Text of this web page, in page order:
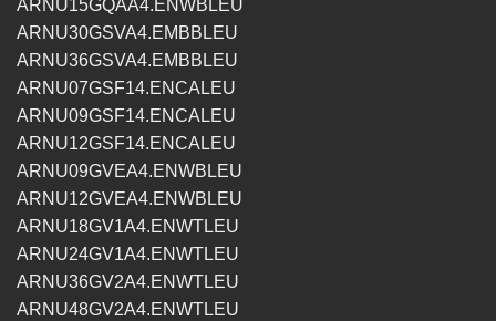
ARNU15GQAA4.ENWBLEU
ARNU30GSVA4.EMBBLEU
ARNU36GSVA4.EMBBLEU
ARNU07GSF14.ENCALEU
ARNU09GSF14.ENCALEU
ARNU12GSF14.ENCALEU
ARNU09GVEA4.ENWBLEU
ARNU12GVEA4.ENWBLEU
ARNU18GV1A4.ENWTLEU
ARNU24GV1A4.ENWTLEU
ARNU36GV2A4.ENWTLEU
ARNU48GV2A4.ENWTLEU